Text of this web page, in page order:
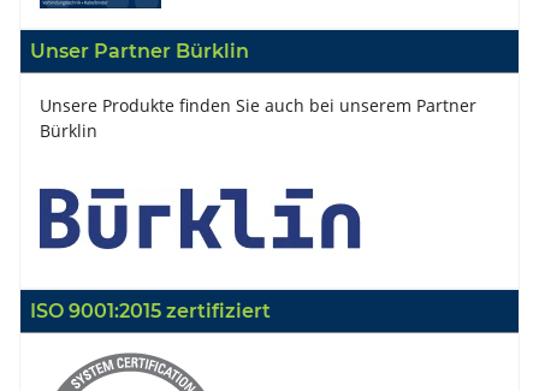
Unser Partner Bürklin
Unsere Produkte finden Sie auch bei unserem Partner
Bürklin
ISO 9001:2015 zertifiziert